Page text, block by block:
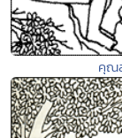
คุณ